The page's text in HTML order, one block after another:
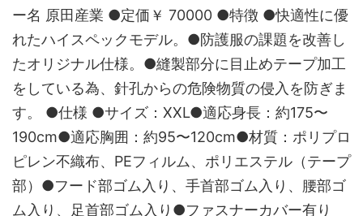
ー名 原田産業 ●定価￥ 70000 ●特徴 ●快適性に優
れたハイスペックモデル。●防護服の課題を改善し
たオリジナル仕様。●縫製部分に目止めテープ加工
をしている為、針孔からの危険物質の侵入を防ぎま
す。 ●仕様 ●サイズ：XXL●適応身長：約175〜
190cm●適応胸囲：約95〜120cm●材質：ポリプロ
ピレン不織布、PEフィルム、ポリエステル（テープ
部）●フード部ゴム入り、手首部ゴム入り、腰部ゴ
ム入り、足首部ゴム入り●ファスナーカバー有り